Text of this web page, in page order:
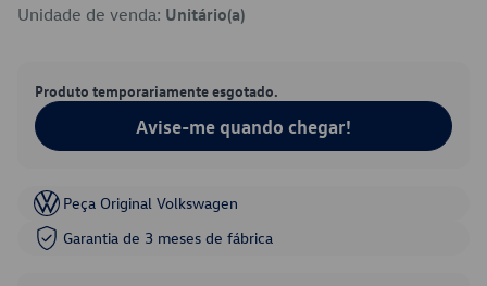
Unidade de venda: Unitário(a)
Produto temporariamente esgotado.
Avise-me quando chegar!
Peça Original Volkswagen
Garantia de 3 meses de fábrica